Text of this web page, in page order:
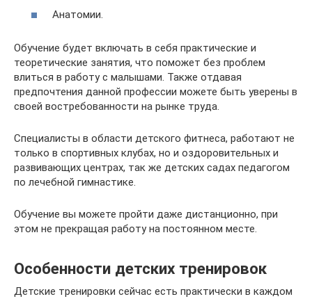
Анатомии.
Обучение будет включать в себя практические и
теоретические занятия, что поможет без проблем
влиться в работу с малышами. Также отдавая
предпочтения данной профессии можете быть уверены в
своей востребованности на рынке труда.
Специалисты в области детского фитнеса, работают не
только в спортивных клубах, но и оздоровительных и
развивающих центрах, так же детских садах педагогом
по лечебной гимнастике.
Обучение вы можете пройти даже дистанционно, при
этом не прекращая работу на постоянном месте.
Особенности детских тренировок
Детские тренировки сейчас есть практически в каждом